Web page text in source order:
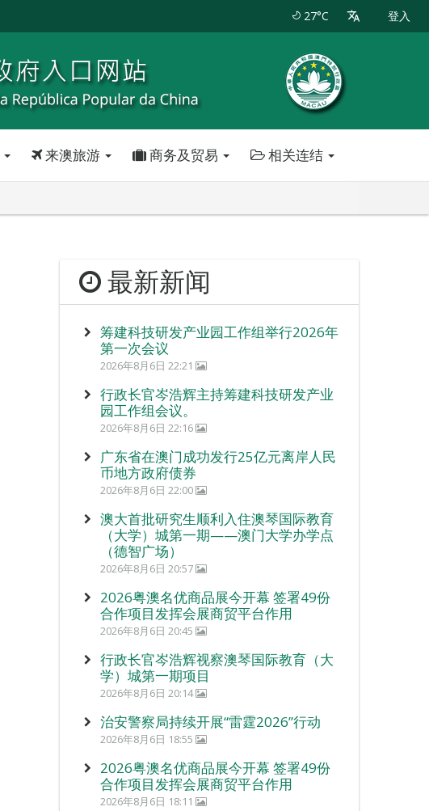
27°C 登入
来澳旅游 商务及贸易 相关连结
最新新闻
筹建科技研发产业园工作组举行2026年
第一次会议
2026年8月6日 22:21
行政长官岑浩辉主持筹建科技研发产业
园工作组会议。
2026年8月6日 22:16
广东省在澳门成功发行25亿元离岸人民
币地方政府债券
2026年8月6日 22:00
澳大首批研究生顺利入住澳琴国际教育
（大学）城第一期——澳门大学办学点
（德智广场）
2026年8月6日 20:57
2026粤澳名优商品展今开幕 签署49份
合作项目发挥会展商贸平台作用
2026年8月6日 20:45
行政长官岑浩辉视察澳琴国际教育（大
学）城第一期项目
2026年8月6日 20:14
治安警察局持续开展“雷霆2026”行动
2026年8月6日 18:55
2026粤澳名优商品展今开幕 签署49份
合作项目发挥会展商贸平台作用
2026年8月6日 18:11